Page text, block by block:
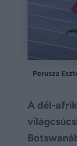
Perusza
A dél-